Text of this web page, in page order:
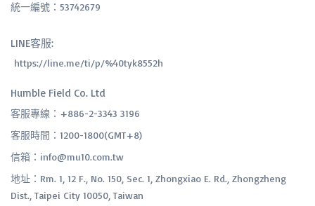
統一編號：53742679
LINE客服:
https://line.me/ti/p/%40tyk8552h
Humble Field Co. Ltd
客服專線：+886-2-3343 3196
客服時間：1200-1800(GMT+8)
信箱：info@mu10.com.tw
地址：Rm. 1, 12 F., No. 150, Sec. 1, Zhongxiao E. Rd., Zhongzheng
Dist., Taipei City 10050, Taiwan